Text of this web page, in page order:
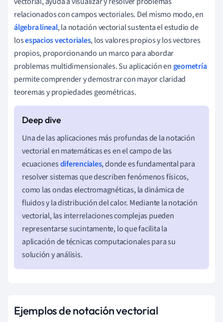
relacionados con campos vectoriales. Del mismo modo, en
álgebra lineal, la notación vectorial sustenta el estudio de
losespacios vectoriales, los valores propios y los vectores
propios, proporcionando un marco para abordar
problemas multidimensionales. Su aplicación en geometría
permite comprender y demostrar con mayor claridad
teoremas y propiedades geométricas.
Una de las aplicaciones más profundas de la notación
vectorial en matemáticas es en el campo de las
ecuacionesdiferenciales, donde es fundamental para
resolver sistemas que describen fenómenos físicos,
como las ondas electromagnéticas, la dinámica de
fluidos y la distribución del calor. Mediante la notación
vectorial, las interrelaciones complejas pueden
representarse sucintamente, lo que facilita la
aplicación de técnicas computacionales para su
solución y análisis.
Ejemplos de notación vectorial